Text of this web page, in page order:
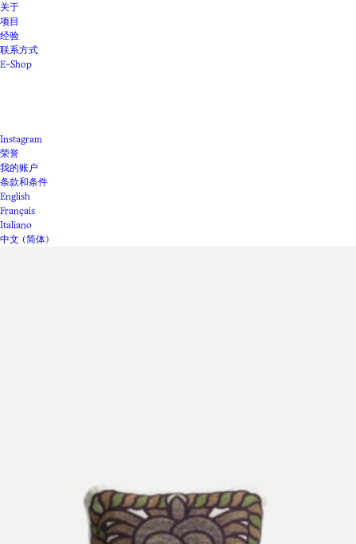
关于
项目
经验
联系方式
E-Shop
Instagram
荣誉
我的账户
条款和条件
English
Français
Italiano
中文 (简体)